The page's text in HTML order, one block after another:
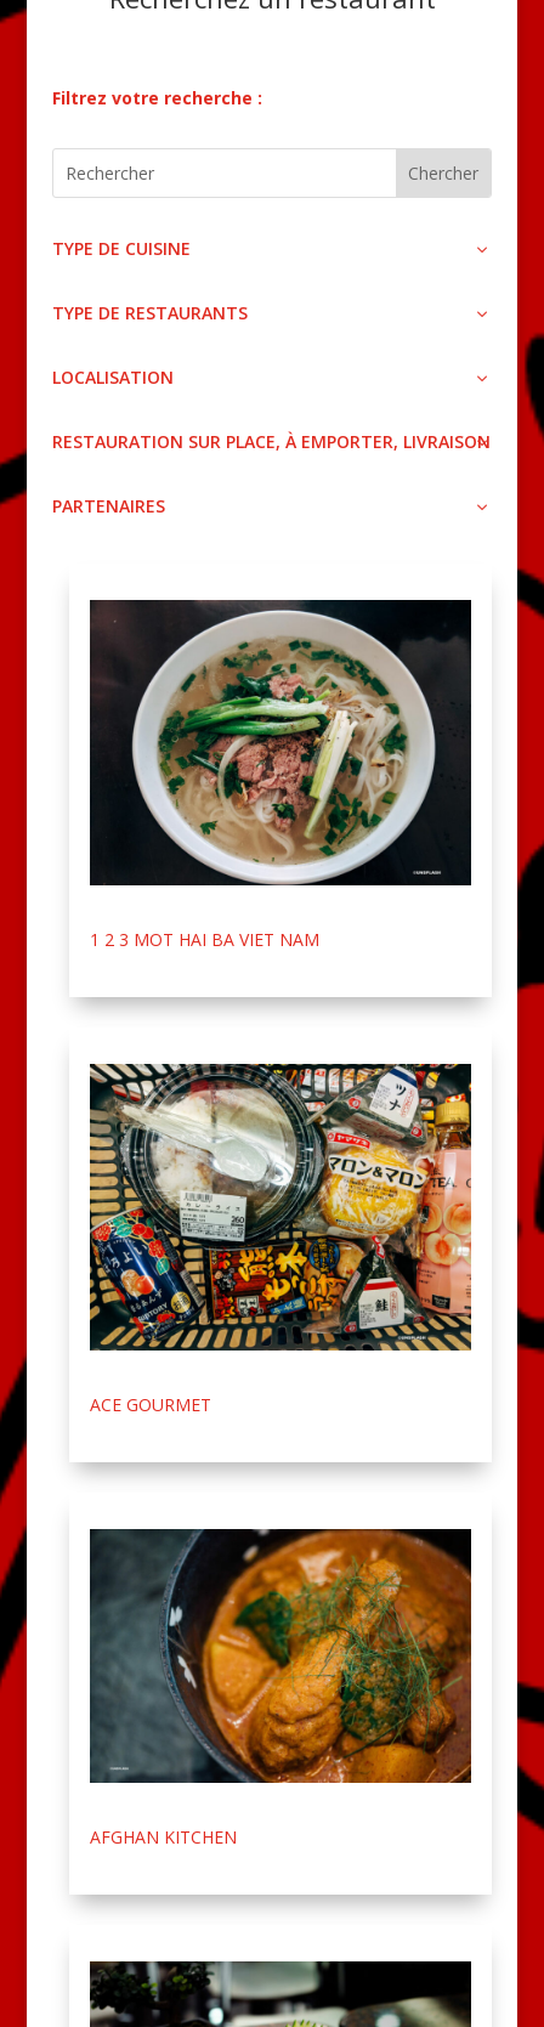
Filtrez votre recherche :
TYPE DE CUISINE
TYPE DE RESTAURANTS
LOCALISATION
RESTAURATION SUR PLACE, À EMPORTER, LIVRAISON
PARTENAIRES
1 2 3 MOT HAI BA VIET NAM
ACE GOURMET
AFGHAN KITCHEN